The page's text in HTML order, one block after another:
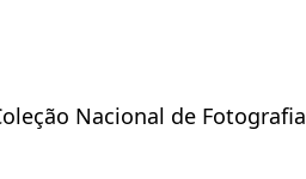
Nacional de Fotografia